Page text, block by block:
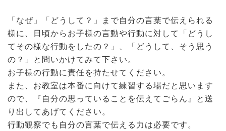
「なぜ」「どうして？」まで自分の言葉で伝えられる
様に、日頃からお子様の言動や行動に対して「どうし
てその様な行動をしたの？」、「どうして、そう思う
の？」と問いかけてみて下さい。
お子様の行動に責任を持たせてください。
また、お教室は本番に向けて練習する場だと思います
ので、『自分の思っていることを伝えてごらん』と送
り出してあげてください。
行動観察でも自分の言葉で伝える力は必要です。